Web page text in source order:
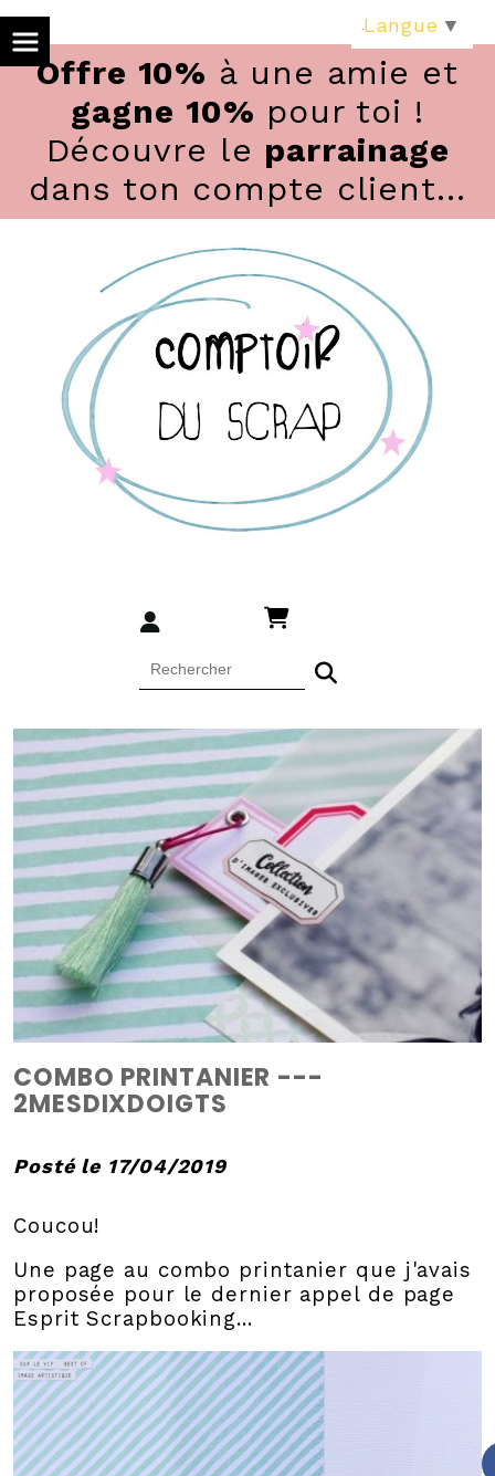
Offre 10% à une amie et
gagne 10% pour toi !
Découvre le parrainage
dans ton compte client...
COMBO PRINTANIER ---
2MESDIXDOIGTS
Posté le 17/04/2019
Coucou!
Une page au combo printanier que j'avais
proposée pour le dernier appel de page
Esprit Scrapbooking...
Langue ▼